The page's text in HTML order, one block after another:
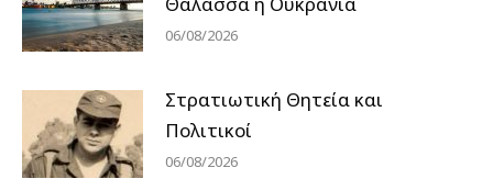
06/08/2026
Στρατιωτική Θητεία και
Πολιτικοί
06/08/2026